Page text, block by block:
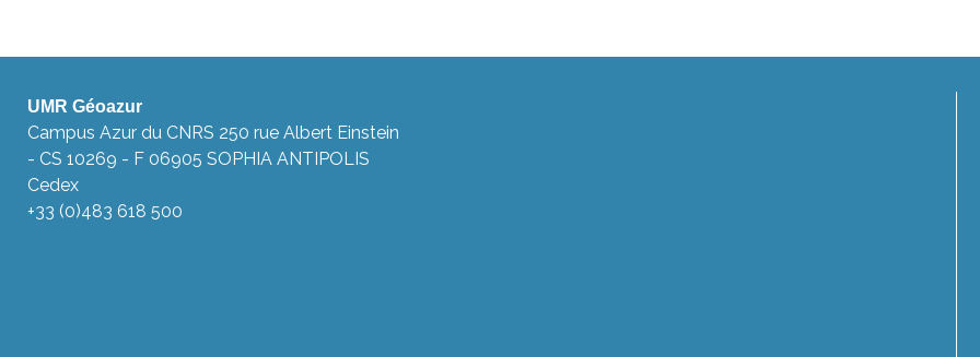
UMR Géoazur
Campus Azur du CNRS 250 rue Albert Einstein
- CS 10269 - F 06905 SOPHIA ANTIPOLIS
Cedex
+33 (0)483 618 500